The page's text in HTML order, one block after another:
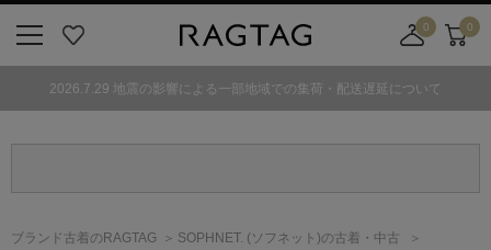
気
0
舗
カ
ト
0
2026.7.29 地震の影響による一部地域での集荷・配送遅延について
ブランド古着のRAGTAG SOPHNET. (ソフネット)の古着・中古